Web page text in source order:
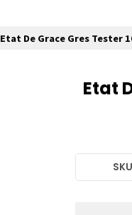
Etat De Grace Gres Tester
Etat